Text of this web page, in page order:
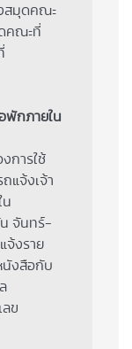
สมุดคณะ
คณะที่
กภายใน
การใช้
แจ้งเจ้า
น
น จันทร์-
จ้งราย
นังสือกับ
ลข